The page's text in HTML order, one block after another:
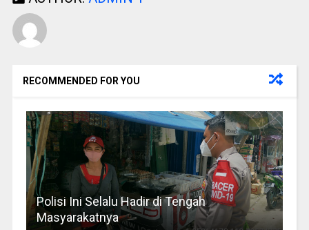
RECOMMENDED FOR YOU
Polisi Ini Selalu Hadir di Tengah
Masyarakatnya